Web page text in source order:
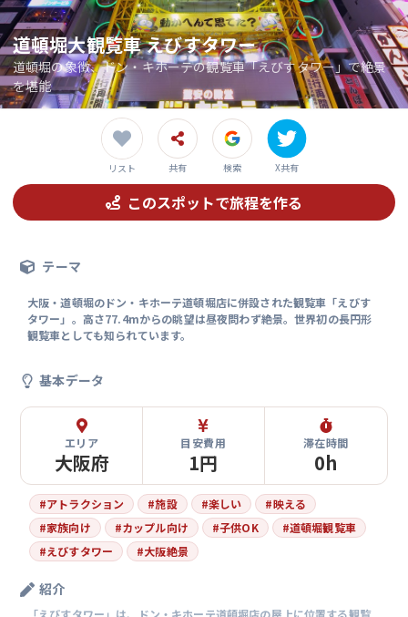
道頓堀大観覧車 えびすタワー
道頓堀の象徴、ドン・キホーテの観覧車「えびすタワー」で絶景
を堪能
リスト 共有 検索 X共有
このスポットで旅程を作る
テーマ
大阪・道頓堀のドン・キホーテ道頓堀店に併設された観覧車「えびす
タワー」。高さ77.4mからの眺望は昼夜問わず絶景。世界初の長円形
観覧車としても知られています。
基本データ
エリア
大阪府
目安費用
1円
滞在時間
0h
#アトラクション #施設 #楽しい #映える
#家族向け #カップル向け #子供OK #道頓堀観覧車
#えびすタワー #大阪絶景
紹介
「えびすタワー」は、ドン・キホーテ道頓堀店の屋上に位置する観覧